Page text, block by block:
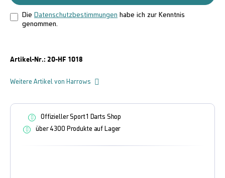
Die Datenschutzbestimmungen habe ich zur Kenntnis
genommen.
Artikel-Nr.: 20-HF 1018
Weitere Artikel von Harrows
Offizieller Sport1 Darts Shop
über 4300 Produkte auf Lager